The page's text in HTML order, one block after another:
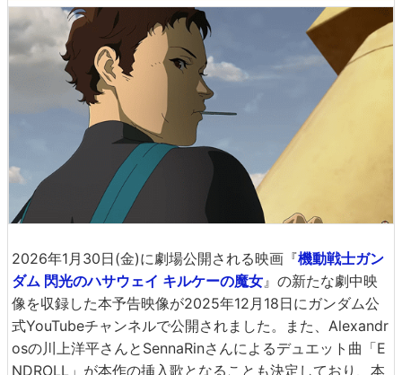
2026年1月30日(金)に劇場公開される映画『機動戦士ガン
ダム 閃光のハサウェイ キルケーの魔女 』の新たな劇中映
像を収録した本予告映像が2025年12月18日にガンダム公
式YouTubeチャンネルで公開されました。また、Alexandr
osの川上洋平さんとSennaRinさんによるデュエット曲「E
NDROLL」が本作の挿入歌となることも決定しており、本